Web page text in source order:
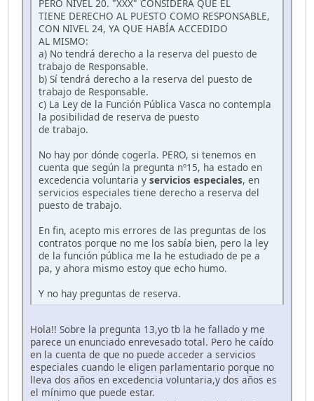
PERO NIVEL 20. "XXX" CONSIDERA QUE ÉL
TIENE DERECHO AL PUESTO COMO RESPONSABLE,
CON NIVEL 24, YA QUE HABÍA ACCEDIDO
AL MISMO:
a) No tendrá derecho a la reserva del puesto de
trabajo de Responsable.
b) Sí tendrá derecho a la reserva del puesto de
trabajo de Responsable.
c) La Ley de la Función Pública Vasca no contempla
la posibilidad de reserva de puesto
de trabajo.
No hay por dónde cogerla. PERO, si tenemos en
cuenta que según la pregunta nº15, ha estado en
excedencia voluntaria y servicios especiales, en
servicios especiales tiene derecho a reserva del
puesto de trabajo.
En fin, acepto mis errores de las preguntas de los
contratos porque no me los sabía bien, pero la ley
de la función pública me la he estudiado de pe a
pa, y ahora mismo estoy que echo humo.
Y no hay preguntas de reserva.
Hola!! Sobre la pregunta 13,yo tb la he fallado y me
parece un enunciado enrevesado total. Pero he caído
en la cuenta de que no puede acceder a servicios
especiales cuando le eligen parlamentario porque no
lleva dos años en excedencia voluntaria,y dos años es
el mínimo que puede estar.